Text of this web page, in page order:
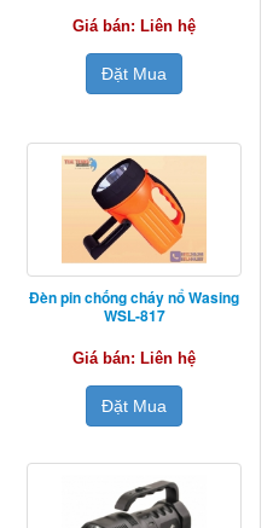
Giá bán: Liên hệ
Đặt Mua
Đèn pin chống cháy nổ Wasing
WSL-817
Giá bán: Liên hệ
Đặt Mua